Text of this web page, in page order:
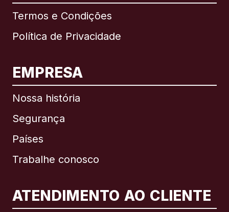
Termos e Condições
Política de Privacidade
EMPRESA
Nossa história
Segurança
Países
Trabalhe conosco
ATENDIMENTO AO CLIENTE
Internacional English